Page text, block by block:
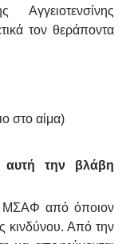
τον θεράποντα
στο αίμα)
την βλάβη
ΜΣΑΦ από όποιον
κινδύνου. Από την